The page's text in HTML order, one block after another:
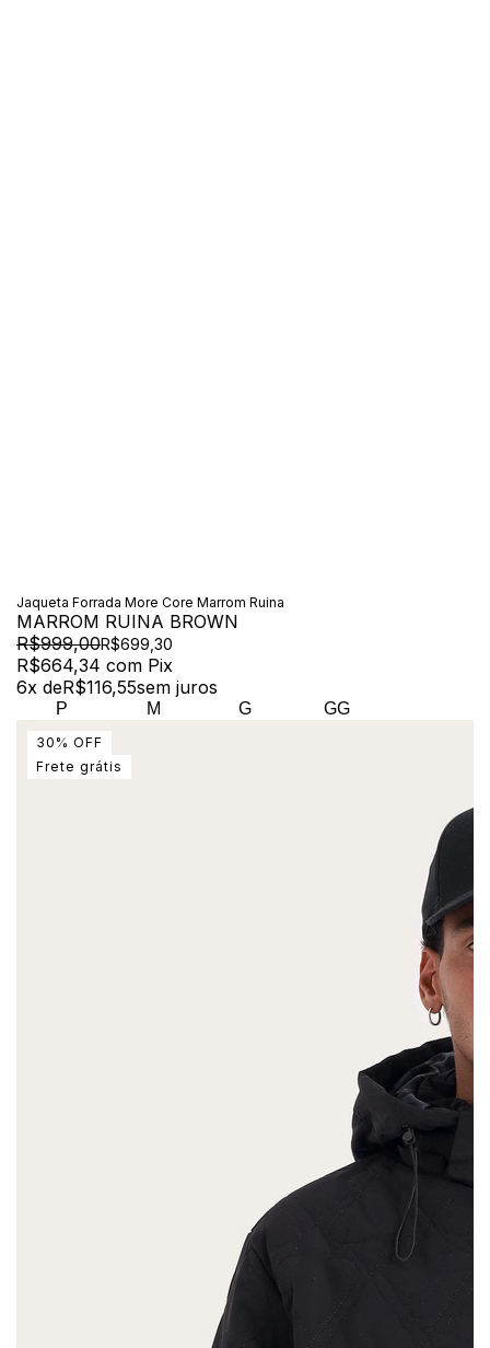
Jaqueta Forrada More Core Marrom Ruina
MARROM RUINA BROWN
R$999,00R$699,30
R$664,34 com Pix
6x deR$116,55sem juros
P M G GG
30 % OFF
Frete grátis